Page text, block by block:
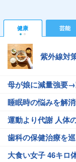
健康 芸能
紫外線対
母が娘に減量強要
睡眠時の悩みを解
運動より代謝 人体
歯科の保健治療を巡
大食い女子 46キロ